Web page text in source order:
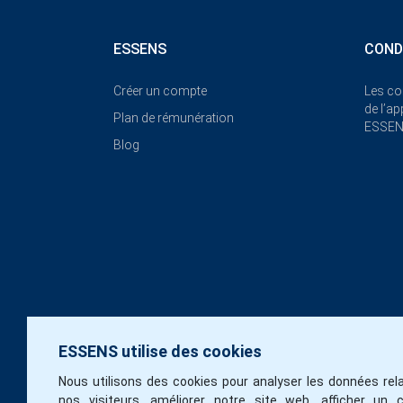
ESSENS utilise des cookies
Nous utilisons des cookies pour analyser les données
ESSENS
Créer un compte
Plan de rémunération
Blog
Les
de